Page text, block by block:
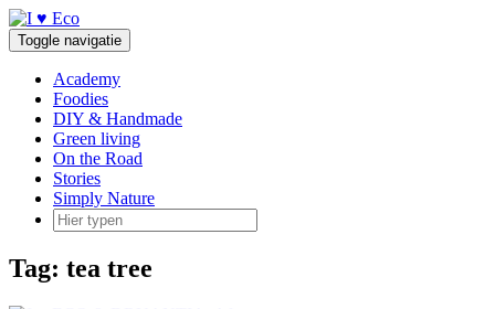
Doorgaan
naar
inhoud
Toggle navigatie
Academy
Foodies
DIY & Handmade
Green living
On the Road
Stories
Simply Nature
Tag: tea tree